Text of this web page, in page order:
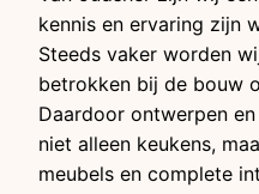
kennis en ervaring zijn
Steeds vaker worden
betrokken bij de bouw
Daardoor ontwerpen
niet alleen keukens,
meubels en complete